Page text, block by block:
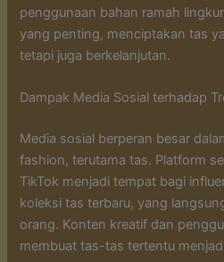
penggunaan bahan ramah
yang penting, menciptakan tas
tetapi juga berkelanjutan.
Dampak Media Sosial terhadap
Media sosial berperan besar
fashion, terutama tas. Platform
TikTok menjadi tempat bagi
koleksi tas terbaru, yang
orang. Konten kreatif dan
membuat tas-tas tertentu